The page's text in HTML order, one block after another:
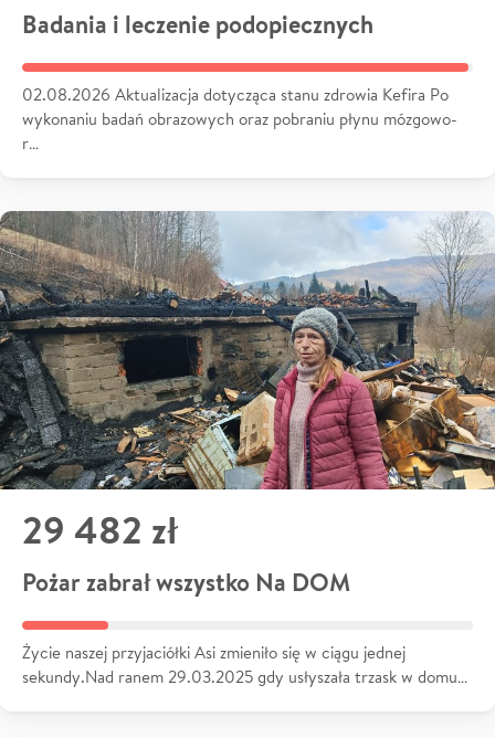
Badania i leczenie podopiecznych
02.08.2026 Aktualizacja dotycząca stanu zdrowia Kefira Po
wykonaniu badań obrazowych oraz pobraniu płynu mózgowo-
r…
29 482 zł
Pożar zabrał wszystko Na DOM
Życie naszej przyjaciółki Asi zmieniło się w ciągu jednej
sekundy.Nad ranem 29.03.2025 gdy usłyszała trzask w domu…